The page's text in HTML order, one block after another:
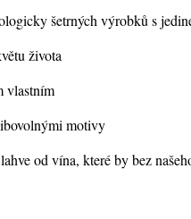
šetrných výrobků s
života
vlastním
motivy
od vína, které by bez